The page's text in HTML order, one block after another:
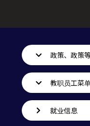
政策、政策
教职员工菜
就业信息